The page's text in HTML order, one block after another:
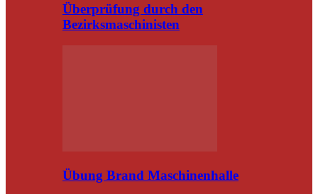
Überprüfung durch den
Bezirksmaschinisten
Übung Brand Maschinenhalle